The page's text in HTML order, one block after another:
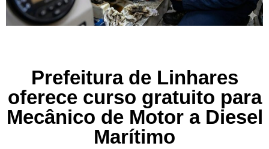
Prefeitura de Linhares
oferece curso gratuito para
Mecânico de Motor a Diesel
Marítimo